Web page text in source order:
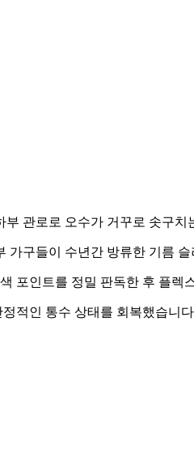
관로로 오수가 거꾸로 솟구
구들이 수년간 방류한 기름
포인트를 정밀 판독한 후 플렉
적인 통수 상태를 회복했습니